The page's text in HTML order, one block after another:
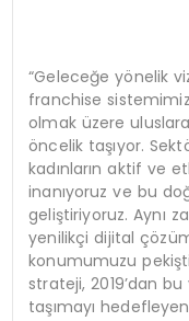
“Geleceğe yönelik
franchise
olmak üzere
öncelik taşıyor.
kadınların aktif ve
inanıyoruz ve bu
geliştiriyoruz. Aynı
yenilikçi dijital
konumumuzu
strateji, 2019’dan
taşımayı